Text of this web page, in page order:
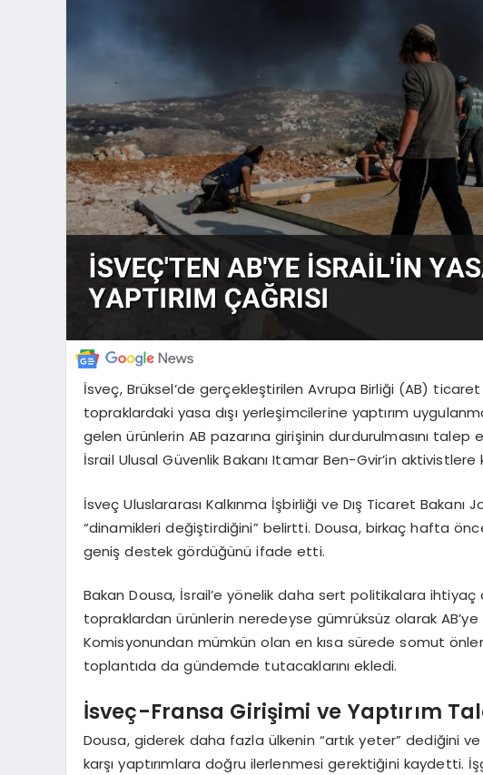
İsveç, Brüksel’de gerçekleştirilen Avrupa Birliği (AB) ticaret
topraklardaki yasa dışı yerleşimcilerine yaptırım
gelen ürünlerin AB pazarına girişinin durdurulmasını
İsrail Ulusal Güvenlik Bakanı Itamar Ben-Gvir’in
İsveç Uluslararası Kalkınma İşbirliği ve Dış Ticaret Bakanı
“dinamikleri değiştirdiğini” belirtti. Dousa, birkaç hafta
geniş destek gördüğünü ifade etti.
Bakan Dousa, İsrail’e yönelik daha sert politikalara ihtiyaç
topraklardan ürünlerin neredeyse gümrüksüz olarak
Komisyonundan mümkün olan en kısa sürede somut
toplantıda da gündemde tutacaklarını ekledi.
İsveç-Fransa Girişimi ve Yaptırım
Dousa, giderek daha fazla ülkenin “artık yeter” dediğini
karşı yaptırımlara doğru ilerlenmesi gerektiğini kaydetti.